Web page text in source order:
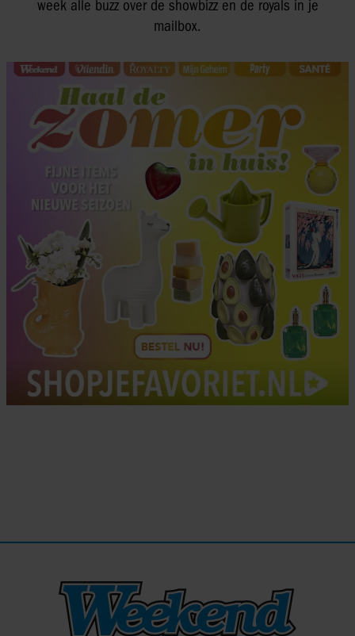
week alle buzz over de showbizz en de royals in je
mailbox.